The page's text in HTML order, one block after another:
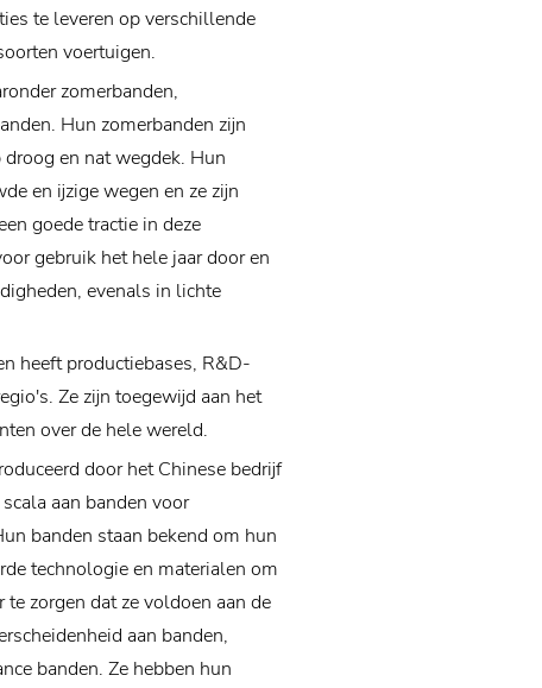
te leveren op verschillende
voertuigen.
zomerbanden,
Hun zomerbanden zijn
en nat wegdek. Hun
en ijzige wegen en ze zijn
goede tractie in deze
gebruik het hele jaar door en
evenals in lichte
heeft productiebases, R&D-
Ze zijn toegewijd aan het
over de hele wereld.
door het Chinese bedrijf
aan banden voor
banden staan ​​bekend om hun
technologie en materialen om
zorgen dat ze voldoen aan de
aan banden,
banden. Ze hebben hun